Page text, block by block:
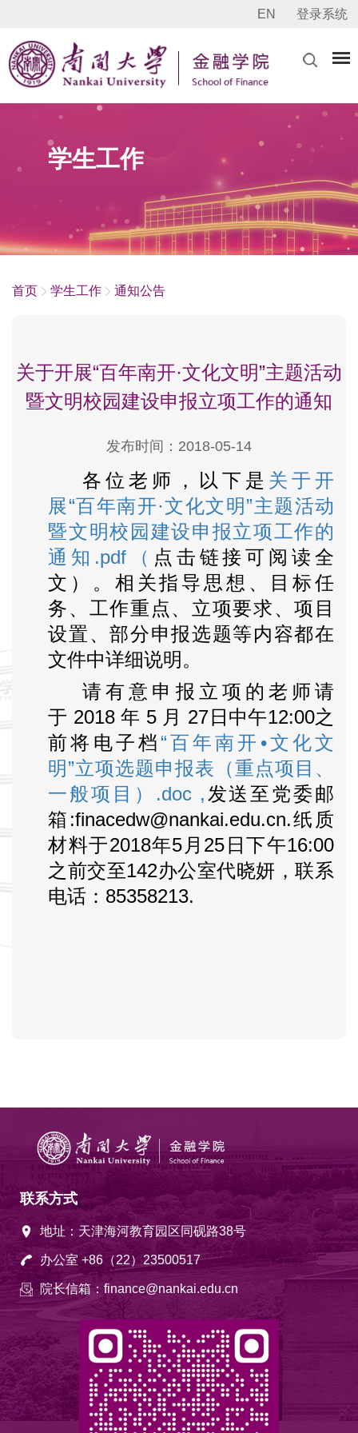
EN 登录系统
学生工作
首页 学生工作 通知公告
关于开展“百年南开·文化文明”主题活动
暨文明校园建设申报立项工作的通知
发布时间：2018-05-14
各位老师，以下是 关于开
展“百年南开·文化文明”主题活动
暨文明校园建设申报立项工作的
通知.pdf（ 点击链接可阅读全
文）。相关指导思想、目标任
务、工作重点、立项要求、项目
设置、部分申报选题等内容都在
文件中详细说明。
请有意申报立项的老师请
于 2018年 5 月 27日中午12:00之
前将电子档“百年南开•文化文
明”立项选题申报表（重点项目、
一般项目）.doc , 发送至党委邮
箱:finacedw@nankai.edu.cn.纸质
材料于2018年5月25日下午16:00
之前交至142办公室代晓妍，联系
电话：85358213.
联系方式
地址：天津海河教育园区同砚路38号
办公室 +86（22）23500517
院长信箱：finance@nankai.edu.cn